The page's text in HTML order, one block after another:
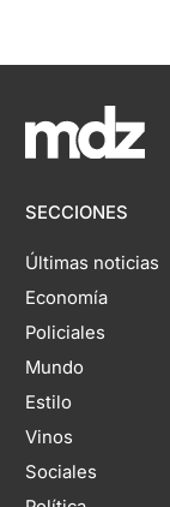
SECCIONES
Últimas noticias
Economía
Policiales
Mundo
Estilo
Vinos
Sociales